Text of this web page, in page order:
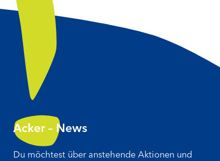
Acker – News
Du möchtest über anstehende Aktionen und